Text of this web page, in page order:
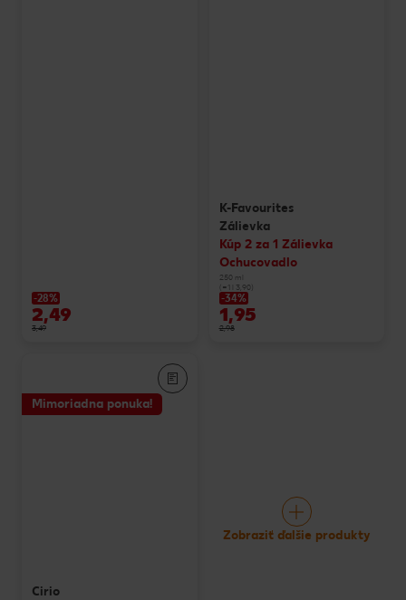
-28%
2,49
3,49
K-Favourites
Zálievka
Kúp 2 za 1 Zálievka
Ochucovadlo
250 ml
(=1 l 3,90)
-34%
1,95
2,98
Mimoriadna ponuka!
Cirio
Zobraziť ďalšie produkty